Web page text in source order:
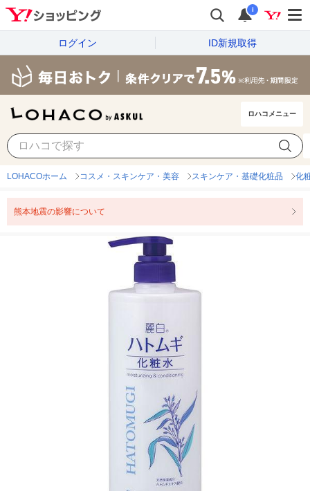
i
ログイン ID新規取得
ロハコメニュー
LOHACOホーム コスメ・スキンケア・美容 スキンケア・基礎化粧品 化
熊本地震の影響について